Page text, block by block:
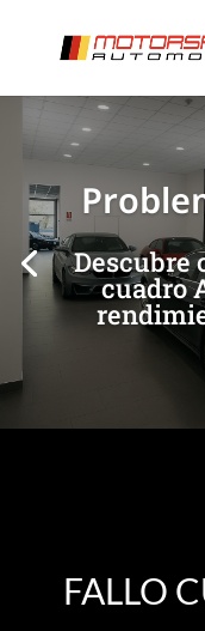
Descubre
cuadro
[/et_pb_slide][/
FALLO